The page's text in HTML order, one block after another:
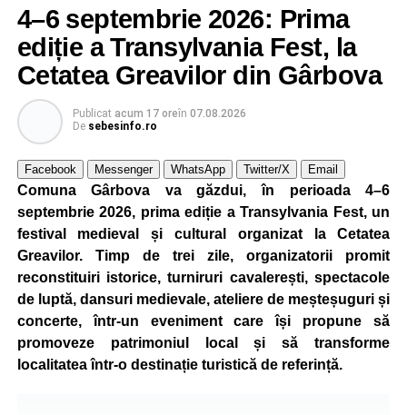
4–6 septembrie 2026: Prima
ediție a Transylvania Fest, la
Cetatea Greavilor din Gârbova
Publicat acum 17 oreîn 07.08.2026
De sebesinfo.ro
Facebook Messenger WhatsApp Twitter/X Email
Comuna Gârbova va găzdui, în perioada 4–6
septembrie 2026, prima ediție a Transylvania Fest, un
festival medieval și cultural organizat la Cetatea
Greavilor. Timp de trei zile, organizatorii promit
reconstituiri istorice, turniruri cavalerești, spectacole
de luptă, dansuri medievale, ateliere de meșteșuguri și
concerte, într-un eveniment care își propune să
promoveze patrimoniul local și să transforme
localitatea într-o destinație turistică de referință.